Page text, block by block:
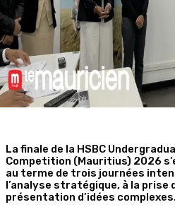
La finale de la HSBC
Competition (Mauritius) 2026
au terme de trois journées
l’analyse stratégique, à la prise
présentation d’idées complexes.